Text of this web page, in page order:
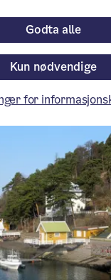
byutvikling
mer enn ett år
Kun nødvendige
Godta alle
for